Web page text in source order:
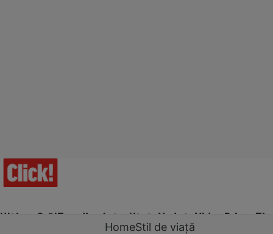
Ultima Oră!Trending Actualitate Vedete Video Prime Time
HomeStil de viață